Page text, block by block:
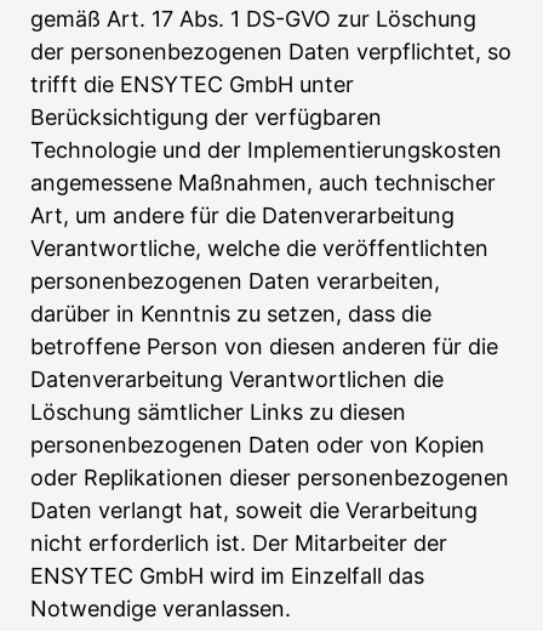
gemäß Art. 17 Abs. 1 DS-GVO zur Löschung
der personenbezogenen Daten verpflichtet, so
trifft die ENSYTEC GmbH unter
Berücksichtigung der verfügbaren
Technologie und der Implementierungskosten
angemessene Maßnahmen, auch technischer
Art, um andere für die Datenverarbeitung
Verantwortliche, welche die veröffentlichten
personenbezogenen Daten verarbeiten,
darüber in Kenntnis zu setzen, dass die
betroffene Person von diesen anderen für die
Datenverarbeitung Verantwortlichen die
Löschung sämtlicher Links zu diesen
personenbezogenen Daten oder von Kopien
oder Replikationen dieser personenbezogenen
Daten verlangt hat, soweit die Verarbeitung
nicht erforderlich ist. Der Mitarbeiter der
ENSYTEC GmbH wird im Einzelfall das
Notwendige veranlassen.